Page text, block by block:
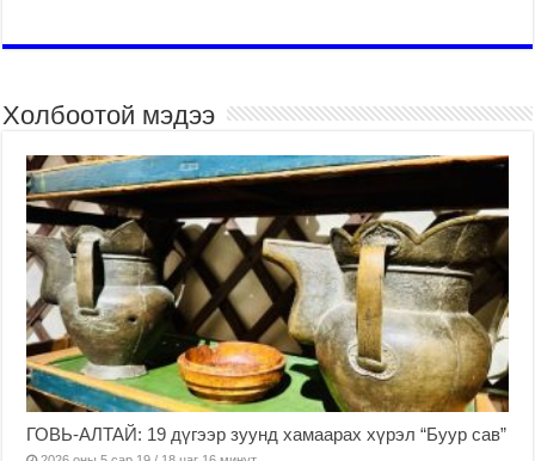
Холбоотой мэдээ
ГОВЬ-АЛТАЙ: 19 дүгээр зуунд хамаарах хүрэл “Буур сав”